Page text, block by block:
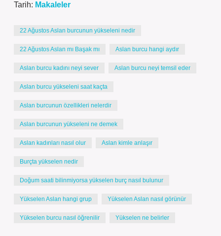
Tarih: Makaleler
22 Ağustos Aslan burcunun yükseleni nedir
22 Ağustos Aslan mı Başak mı Aslan burcu hangi aydır
Aslan burcu kadını neyi sever Aslan burcu neyi temsil eder
Aslan burcu yükseleni saat kaçta
Aslan burcunun özellikleri nelerdir
Aslan burcunun yükseleni ne demek
Aslan kadınları nasıl olur Aslan kimle anlaşır
Burçta yükselen nedir
Doğum saati bilinmiyorsa yükselen burç nasıl bulunur
Yükselen Aslan hangi grup Yükselen Aslan nasıl görünür
Yükselen burcu nasıl öğrenilir Yükselen ne belirler